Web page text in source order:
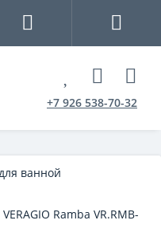
+7 926 538-70-32
ванной